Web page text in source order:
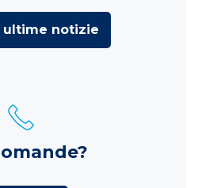
ultime notizie